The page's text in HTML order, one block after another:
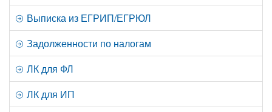
Выписка из ЕГРИП/ЕГРЮЛ
Задолженности по налогам
ЛК для ФЛ
ЛК для ИП